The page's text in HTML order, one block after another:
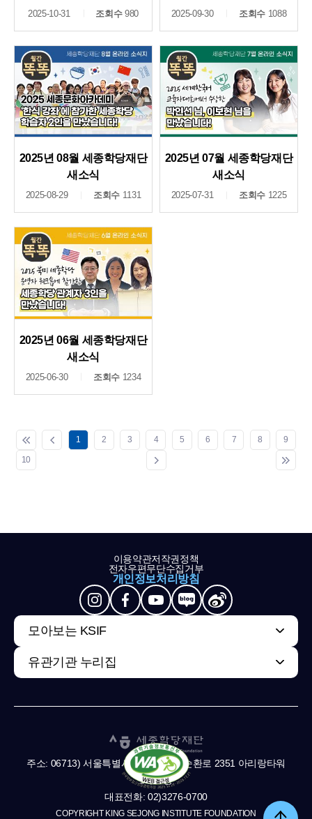
2025-10-31 조회수980 2025-09-30 조회수 1088
2025년 08월 세종학당재단
새소식
2025-08-29 조회수 1131
2025년 07월 세종학당재단
새소식
2025-07-31 조회수 1225
2025년 06월 세종학당재단
새소식
2025-06-30 조회수 1234
1 2 3 4 5 6 7 8 9
10
이용약관저작권정책
전자우편무단수집거부
개인정보처리방침
모아보는 KSIF
유관기관 누리집
주소: 06713) 서울특별시 서초구 남부순환로 2351 아리랑타워
11,13층
대표전화: 02)3276-0700
COPYRIGHT KING SEJONG INSTITUTE FOUNDATION